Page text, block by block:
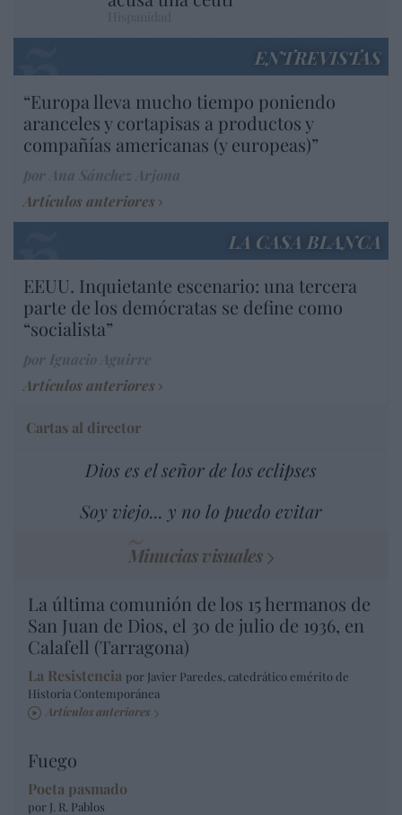
ENTREVISTAS
“Europa lleva mucho tiempo poniendo
aranceles y cortapisas a productos y
compañías americanas (y europeas)”
Artículos anteriores
LA CASA BLANCA
EEUU. Inquietante escenario: una tercera
parte de los demócratas se define como
“socialista”
Artículos anteriores
Cartas al director
Dios es el señor de los eclipses
Soy viejo... y no lo puedo evitar
Minucias visuales
La última comunión de los 15 hermanos de
San Juan de Dios, el 30 de julio de 1936, en
Calafell (Tarragona)
La Resistencia por Javier Paredes, catedrático emérito de
Historia Contemporánea
Artículos anteriores
Fuego
Poeta pasmado
por J. R. Pablos